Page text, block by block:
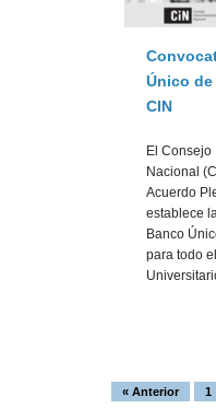
Único de
CIN
El Consejo
Nacional
Acuerdo
establece
Banco
para todo
« Anterior 1